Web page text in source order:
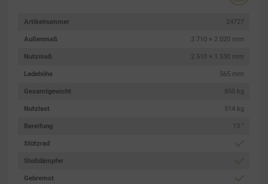
Artikelnummer
24727
Außenmaß
3.710 × 2.020 mm
Nutzmaß
2.510 × 1.530 mm
Ladehöhe
565 mm
Gesamtgewicht
850 kg
Nutzlast
514 kg
Bereifung
13 "
Stützrad
Stoßdämpfer
Gebremst